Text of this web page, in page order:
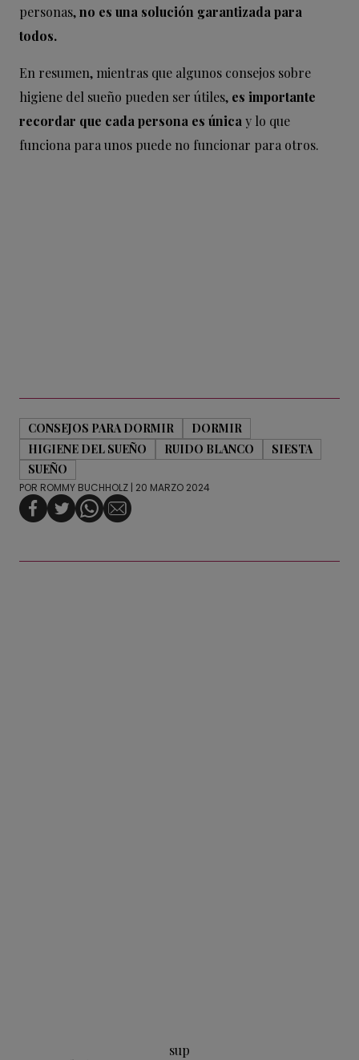
personas,no es una solución garantizada para
todos.
En resumen, mientras que algunos consejos sobre
higiene del sueño pueden ser útiles, es importante
recordar que cada persona es única y lo que
funciona para unos puede no funcionar para otros.
CONSEJOS PARA DORMIR
DORMIR
HIGIENE DEL SUEÑO
RUIDO BLANCO
SIESTA
SUEÑO
POR ROMMY BUCHHOLZ | 20 MARZO 2024
sup